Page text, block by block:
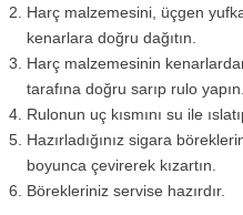
Harç malzemesini, üçgen
kenarlara doğru dağıtın.
Harç malzemesinin
tarafına doğru sarıp rulo yapın.
Rulonun uç kısmını su ile
Hazırladığınız sigara
boyunca çevirerek kızartın.
Börekleriniz servise hazırdır.